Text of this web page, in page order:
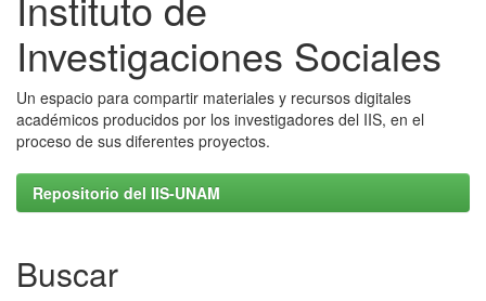
Investigaciones Sociales
Un espacio para compartir materiales y recursos digitales
académicos producidos por los investigadores del IIS, en el
proceso de sus diferentes proyectos.
Repositorio del IIS-UNAM
Buscar